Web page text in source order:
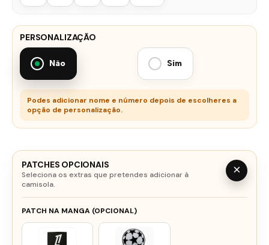
PERSONALIZAÇÃO
Não Sim
Podes adicionar nome e número depois de escolheres a
opção de personalização.
PATCHES OPCIONAIS
Seleciona os extras que pretendes adicionar à
camisola.
×
PATCH NA MANGA (OPCIONAL)